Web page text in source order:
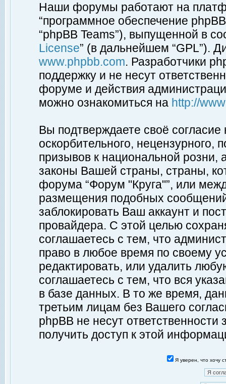
Наши форумы работают на
“программное обеспечение
“phpBB Teams”), выпущенной в
License” (в дальнейшем “GPL”).
www.phpbb.com. Разработчики
поддержку и не несут
форуме и действия
можно ознакомиться на http://
Вы подтверждаете своё
оскорбительного, нецензурного,
призывов к национальной
законы Вашей страны, страны,
форума “Форум "Круга"”, или
размещения подобных
заблокировать Ваш аккаунт и
провайдера. С этой целью
соглашаетесь с тем, что
право в любое время по своему
редактировать, или удалить
соглашаетесь с тем, что вся
в базе данных. В то же время,
третьим лицам без Вашего
phpBB не несут ответственности
получить доступ к этой
Я уверен, что хочу